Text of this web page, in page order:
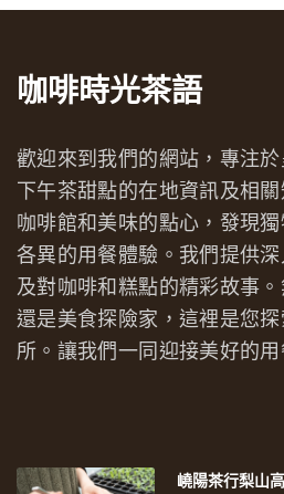
咖啡時光茶語
歡迎來到我們的網站，專注
下午茶甜點的在地資訊及相
咖啡館和美味的點心，發現
各異的用餐體驗。我們提供
及對咖啡和糕點的精彩故事
還是美食探險家，這裡是您
所。讓我們一同迎接美好的用
嶢陽茶行梨山